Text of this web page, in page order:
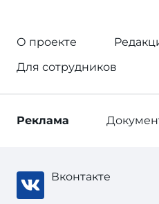
О проекте
Для сотрудников
Реклама
Вконтакте